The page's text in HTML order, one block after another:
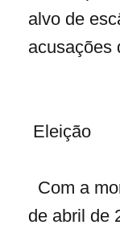
alvo de
acusações
Eleição
Com a
de abril de